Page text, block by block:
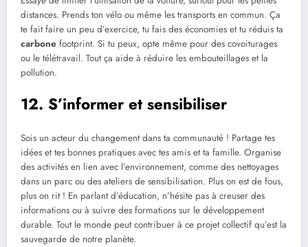
distances. Prends ton vélo ou même les transports en commun. Ça
te fait faire un peu d’exercice, tu fais des économies et tu réduis ta
carbone footprint. Si tu peux, opte même pour des covoiturages
ou le télétravail. Tout ça aide à réduire les embouteillages et la
pollution.
12. S’informer et sensibiliser
Sois un acteur du changement dans ta communauté ! Partage tes
idées et tes bonnes pratiques avec tes amis et ta famille. Organise
des activités en lien avec l’environnement, comme des nettoyages
dans un parc ou des ateliers de sensibilisation. Plus on est de fous,
plus on rit ! En parlant d’éducation, n’hésite pas à creuser des
informations ou à suivre des formations sur le développement
durable. Tout le monde peut contribuer à ce projet collectif qu’est la
sauvegarde de notre planète.